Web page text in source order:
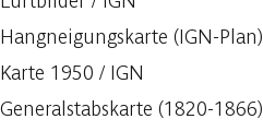
Hangneigungskarte (IGN-Plan)
Karte 1950 / IGN
Generalstabskarte (1820-1866)